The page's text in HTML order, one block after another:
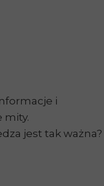
i
mity.
jest tak ważna?